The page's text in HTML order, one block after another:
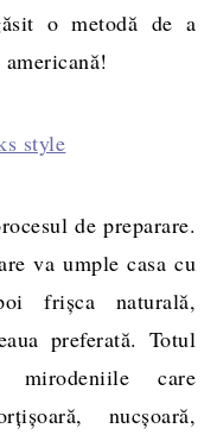
o metodă de a
de preparare.
va umple casa cu
frișca naturală,
preferată. Totul
care
nucșoară,